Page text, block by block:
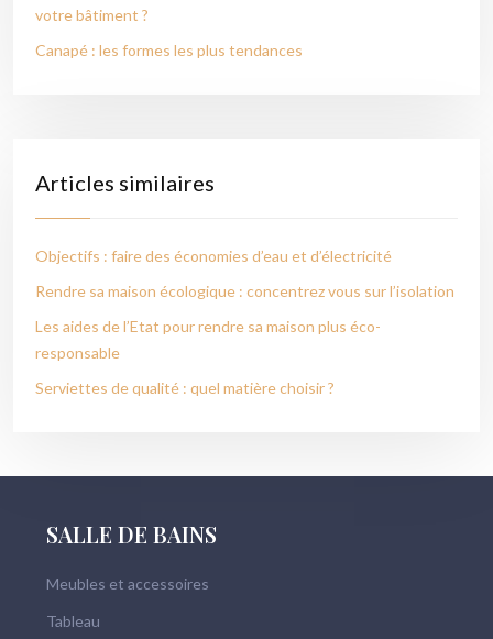
votre bâtiment ?
Canapé : les formes les plus tendances
Articles similaires
Objectifs : faire des économies d’eau et d’électricité
Rendre sa maison écologique : concentrez vous sur l’isolation
Les aides de l’Etat pour rendre sa maison plus éco-
responsable
Serviettes de qualité : quel matière choisir ?
SALLE DE BAINS
Meubles et accessoires
Tableau